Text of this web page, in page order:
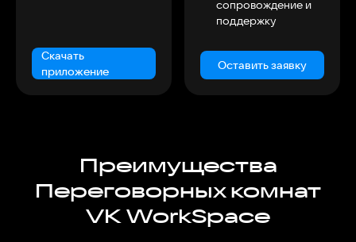
Скачать
приложение
сопровождение и
поддержку
Оставить заявку
Преимущества
Переговорных комнат
VK WorkSpace